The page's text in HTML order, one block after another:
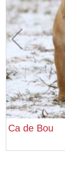
Ca de Bou